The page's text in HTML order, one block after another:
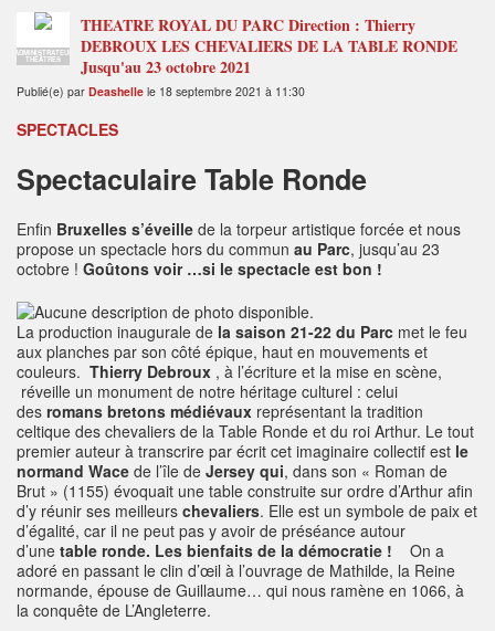
ADMINISTRATEUR
THÉÂTRES
THEATRE ROYAL DU PARC Direction : Thierry
DEBROUX LES CHEVALIERS DE LA TABLE RONDE
Jusqu'au 23 octobre 2021
Publié(e) par Deashelle le 18 septembre 2021 à 11:30
SPECTACLES
Spectaculaire Table Ronde
Enfin Bruxelles s’éveille de la torpeur artistique forcée et nous
propose un spectacle hors du commun au Parc, jusqu’au 23
octobre ! Goûtons voir …si le spectacle est bon !
La production inaugurale de la saison 21-22 du Parc met le feu
aux planches par son côté épique, haut en mouvements et
couleurs. Thierry Debroux , à l’écriture et la mise en scène,
réveille un monument de notre héritage culturel : celui
des romans bretons médiévaux représentant la tradition
celtique des chevaliers de la Table Ronde et du roi Arthur. Le tout
premier auteur à transcrire par écrit cet imaginaire collectif est le
normand Wace de l’île de Jersey qui, dans son « Roman de
Brut » (1155) évoquait une table construite sur ordre d’Arthur afin
d’y réunir ses meilleurs chevaliers. Elle est un symbole de paix et
d’égalité, car il ne peut pas y avoir de préséance autour
d’une table ronde. Les bienfaits de la démocratie !
On a
adoré en passant le clin d’œil à l’ouvrage de Mathilde, la Reine
normande, épouse de Guillaume… qui nous ramène en 1066, à
la conquête de L’Angleterre.